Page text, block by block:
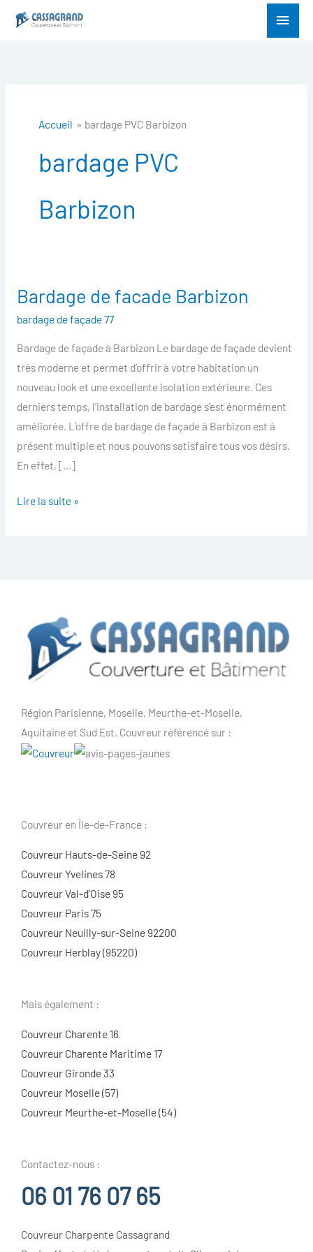
Menu
Accueil bardage PVC Barbizon
bardage PVC
Barbizon
Bardage de facade Barbizon
bardage de façade 77
Bardage de façade à Barbizon Le bardage de façade devient
très moderne et permet d’offrir à votre habitation un
nouveau look et une excellente isolation extérieure. Ces
derniers temps, l’installation de bardage s’est énormément
améliorée. L’offre de bardage de façade à Barbizon est à
présent multiple et nous pouvons satisfaire tous vos désirs.
En effet, […]
Bardage
Barbizon
Lire la suite »
Région Parisienne, Moselle, Meurthe-et-Moselle,
Aquitaine et Sud Est. Couvreur référencé sur :
Couvreur en Île-de-France :
Couvreur Hauts-de-Seine 92
Couvreur Yvelines 78
Couvreur Val-d’Oise 95
Couvreur Paris 75
Couvreur Neuilly-sur-Seine 92200
Couvreur Herblay (95220)
Mais également :
Couvreur Charente 16
Couvreur Charente Maritime 17
Couvreur Gironde 33
Couvreur Moselle (57)
Couvreur Meurthe-et-Moselle (54)
Contactez-nous :
06 01 76 07 65
Couvreur Charpente Cassagrand